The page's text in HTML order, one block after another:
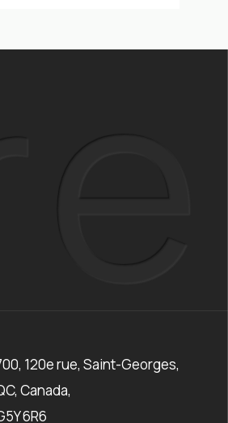
120e rue, Saint-Georges,
Canada,
6R6